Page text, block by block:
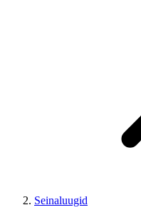
Seinaluugid